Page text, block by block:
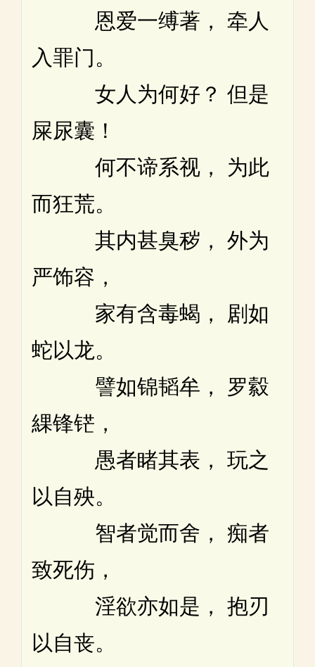
恩爱一缚著， 牵人
入罪门。
女人为何好？ 但是
屎尿囊！
何不谛系视， 为此
而狂荒。
其内甚臭秽， 外为
严饰容，
家有含毒蝎， 剧如
蛇以龙。
譬如锦韬牟， 罗縠
綶锋铓，
愚者睹其表， 玩之
以自殃。
智者觉而舍， 痴者
致死伤，
淫欲亦如是， 抱刃
以自丧。